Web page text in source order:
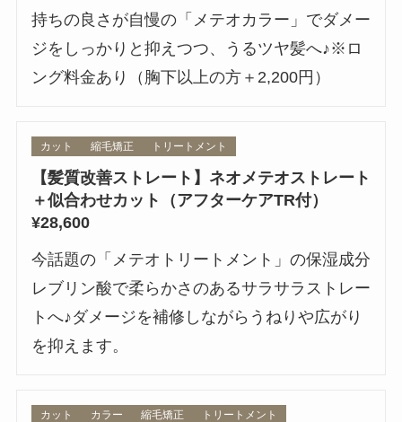
持ちの良さが自慢の「メテオカラー」でダメー
ジをしっかりと抑えつつ、うるツヤ髪へ♪※ロ
ング料金あり（胸下以上の方＋2,200円）
カット 縮毛矯正 トリートメント
【髪質改善ストレート】ネオメテオストレート
＋似合わせカット（アフターケアTR付）
¥28,600
今話題の「メテオトリートメント」の保湿成分
レブリン酸で柔らかさのあるサラサラストレー
トへ♪ダメージを補修しながらうねりや広がり
を抑えます。
カット カラー 縮毛矯正 トリートメント